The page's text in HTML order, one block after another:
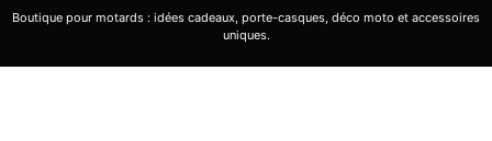
Boutique pour motards : idées cadeaux, porte-casques, déco moto et accessoires
uniques.